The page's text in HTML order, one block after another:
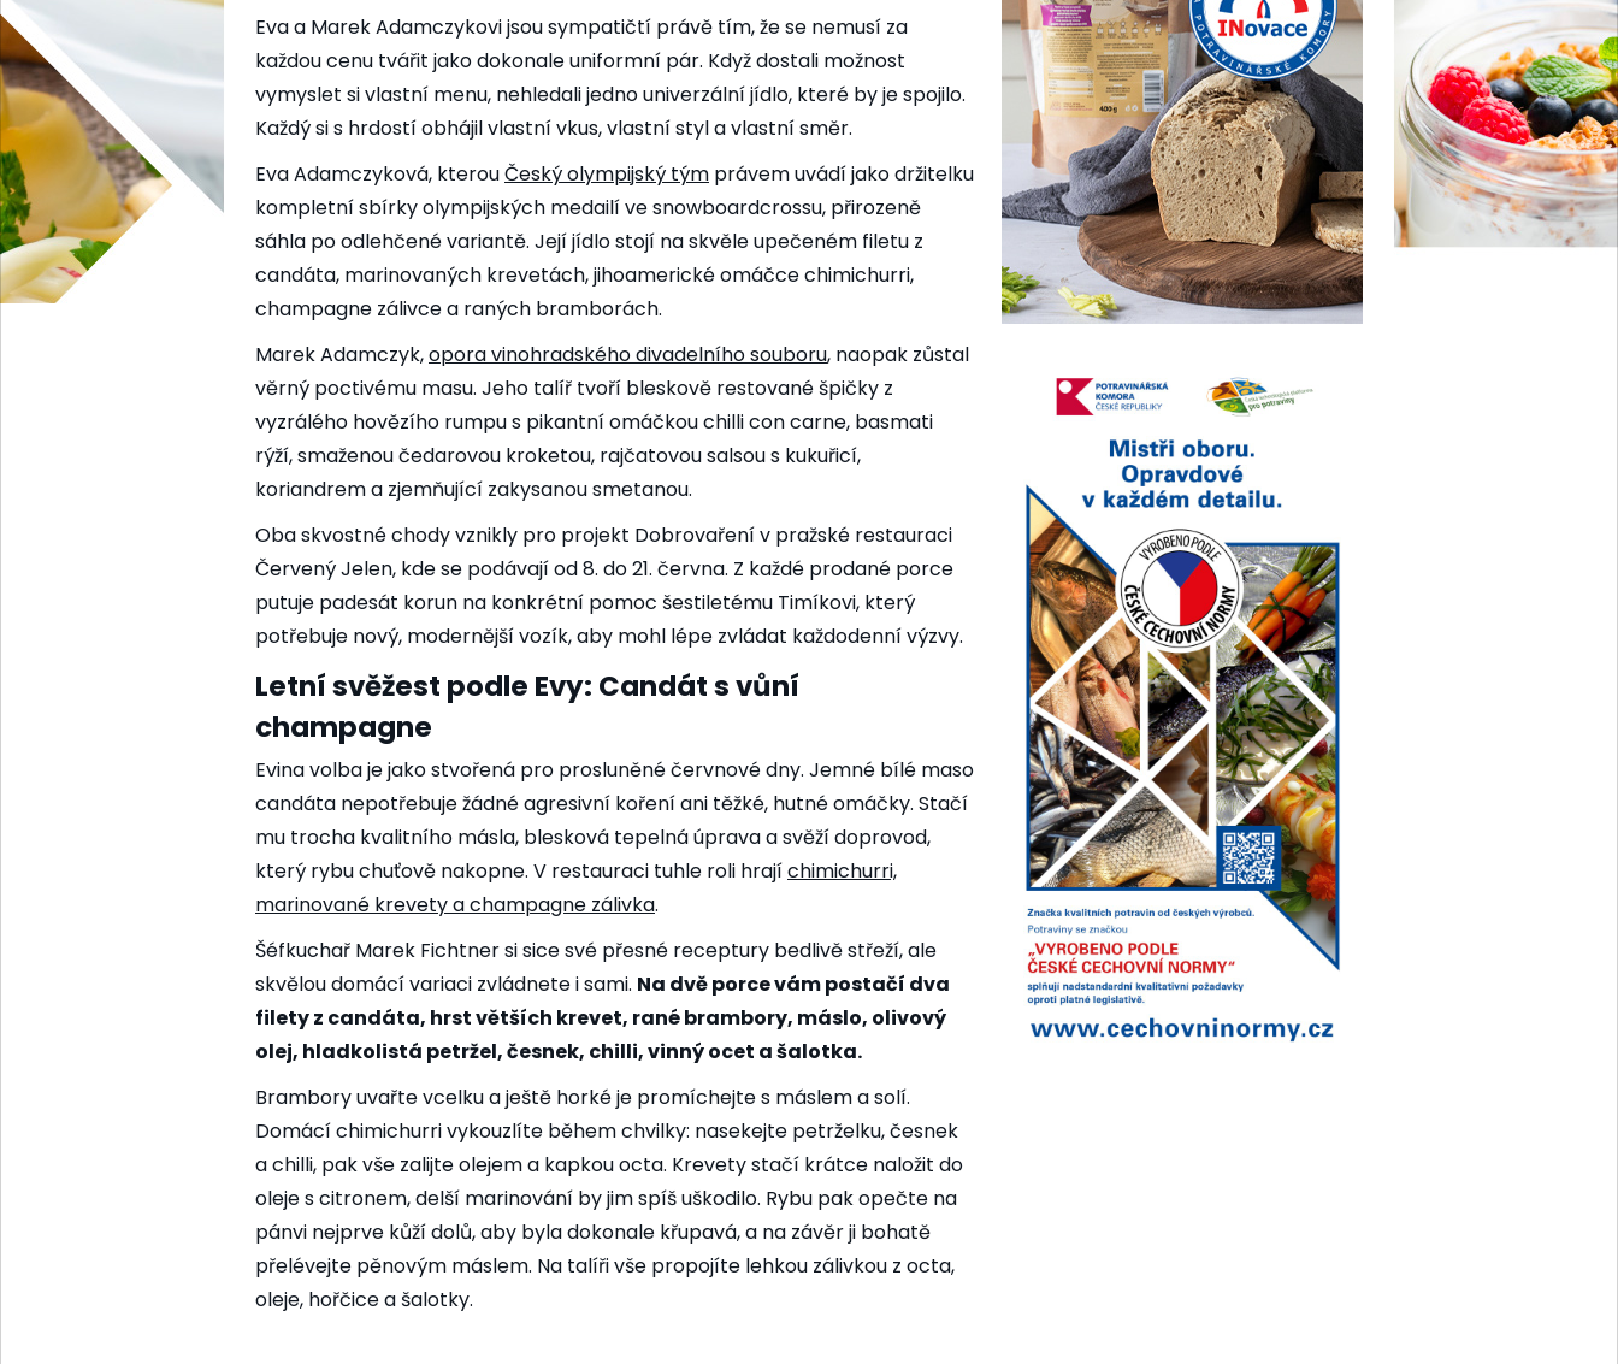
Eva a Marek Adamczykovi jsou sympatičtí právě tím, že se nemusí za
každou cenu tvářit jako dokonale uniformní pár. Když dostali možnost
vymyslet si vlastní menu, nehledali jedno univerzální jídlo, které by je spojilo.
Každý si s hrdostí obhájil vlastní vkus, vlastní styl a vlastní směr.
Eva Adamczyková, kterouČeský olympijský tým právem uvádí jako držitelku
kompletní sbírky olympijských medailí ve snowboardcrossu, přirozeně
sáhla po odlehčené variantě. Její jídlo stojí na skvěle upečeném filetu z
candáta, marinovaných krevetách, jihoamerické omáčce chimichurri,
champagne zálivce a raných bramborách.
Marek Adamczyk,opora vinohradského divadelního souboru, naopak zůstal
věrný poctivému masu. Jeho talíř tvoří bleskově restované špičky z
vyzrálého hovězího rumpu s pikantní omáčkou chilli con carne, basmati
rýží, smaženou čedarovou kroketou, rajčatovou salsou s kukuřicí,
koriandrem a zjemňující zakysanou smetanou.
Oba skvostné chody vznikly pro projekt Dobrovaření v pražské restauraci
Červený Jelen, kde se podávají od 8. do 21. června. Z každé prodané porce
putuje padesát korun na konkrétní pomoc šestiletému Timíkovi, který
potřebuje nový, modernější vozík, aby mohl lépe zvládat každodenní výzvy.
Letní svěžest podle Evy: Candát s vůní
champagne
Evina volba je jako stvořená pro prosluněné červnové dny. Jemné bílé maso
candáta nepotřebuje žádné agresivní koření ani těžké, hutné omáčky. Stačí
mu trocha kvalitního másla, blesková tepelná úprava a svěží doprovod,
který rybu chuťově nakopne. V restauraci tuhle roli hrajíchimichurri,
marinované krevety a champagne zálivka.
Šéfkuchař Marek Fichtner si sice své přesné receptury bedlivě střeží, ale
skvělou domácí variaci zvládnete i sami. Na dvě porce vám postačí dva
filety z candáta, hrst větších krevet, rané brambory, máslo, olivový
olej, hladkolistá petržel, česnek, chilli, vinný ocet a šalotka.
Brambory uvařte vcelku a ještě horké je promíchejte s máslem a solí.
Domácí chimichurri vykouzlíte během chvilky: nasekejte petrželku, česnek
a chilli, pak vše zalijte olejem a kapkou octa. Krevety stačí krátce naložit do
oleje s citronem, delší marinování by jim spíš uškodilo. Rybu pak opečte na
pánvi nejprve kůží dolů, aby byla dokonale křupavá, a na závěr ji bohatě
přelévejte pěnovým máslem. Na talíři vše propojíte lehkou zálivkou z octa,
oleje, hořčice a šalotky.